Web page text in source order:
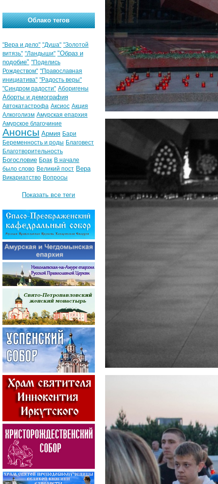
Облако тегов
"Вера и дело" "Душа" "Золотой
витязь" "Ландыши" "Образ и
подобие" "Поделись
Рождеством" "Православная
инициатива" "Радость веры"
"Синдром радости" Аборигены
Аборты и демография
Автокатастрофа Аксиос Акция
Алкоголизм Амурская епархия
Амурское благочиние
Анонсы Армия Бари
Беременность и роды Благовест
Благотворительность
Богословие Брак В начале
было слово Великий пост Вера
Викариатство Вопросы
Показать все теги